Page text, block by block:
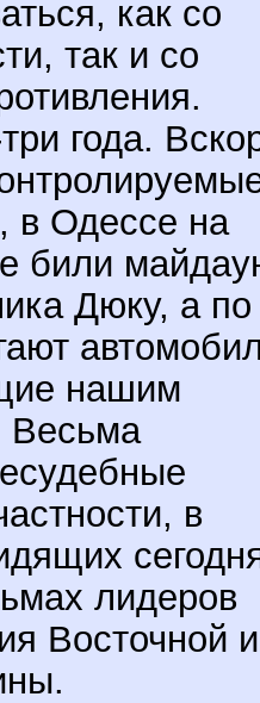
как со
так и со
года.
в Одессе на
били
Дюку, а по
нашим
Весьма
в
лидеров
Восточной и